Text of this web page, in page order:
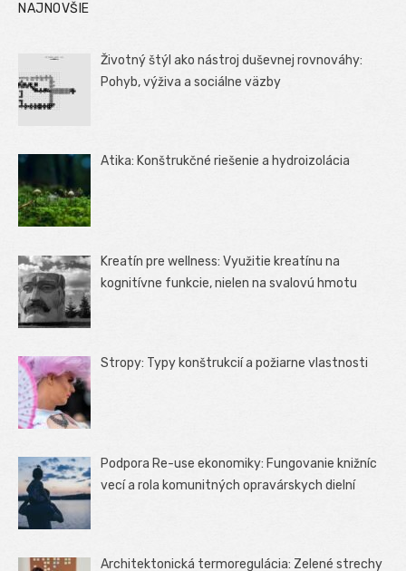
NAJNOVŠIE
Životný štýl ako nástroj duševnej rovnováhy:
Pohyb, výživa a sociálne väzby
Atika: Konštrukčné riešenie a hydroizolácia
Kreatín pre wellness: Využitie kreatínu na
kognitívne funkcie, nielen na svalovú hmotu
Stropy: Typy konštrukcií a požiarne vlastnosti
Podpora Re-use ekonomiky: Fungovanie knižníc
vecí a rola komunitných opravárskych dielní
Architektonická termoregulácia: Zelené strechy